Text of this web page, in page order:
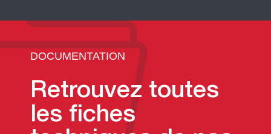
DOCUMENTATION
Retrouvez toutes
les fiches